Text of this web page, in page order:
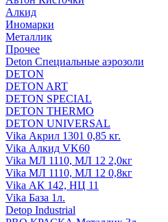
Алкид
Иномарки
Металлик
Прочее
Deton Специальные аэрозоли
DETON
DETON ART
DETON SPECIAL
DETON THERMO
DETON UNIVERSAL
Vika Акрил 1301 0,85 кг.
Vika Алкид VK60
Vika МЛ 1110, МЛ 12 2,0кг
Vika МЛ 1110, МЛ 12 0,8кг
Vika АК 142, НЦ 11
Vika База 1л.
Detop Industrial